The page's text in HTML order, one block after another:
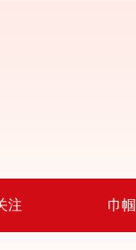
注 巾